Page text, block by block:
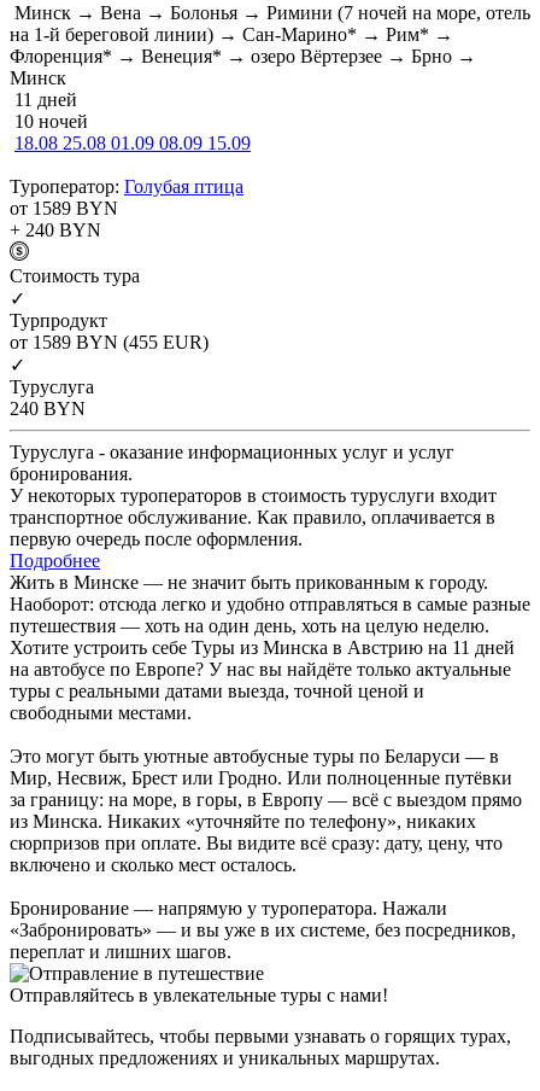
Минск → Вена → Болонья → Римини (7 ночей на море, отель
на 1-й береговой линии) → Сан-Марино* → Рим* →
Флоренция* → Венеция* → озеро Вёртерзее → Брно →
Минск
11 дней
10 ночей
18.08 25.08 01.09 08.09 15.09
Туроператор: Голубая птица
от 1589 BYN
+ 240 BYN
Cтоимость тура
✓
Турпродукт
от 1589 BYN (455 EUR)
✓
Туруслуга
240 BYN
Туруслуга - оказание информационных услуг и услуг
бронирования.
У некоторых туроператоров в стоимость туруслуги входит
транспортное обслуживание. Как правило, оплачивается в
первую очередь после оформления.
Подробнее
Жить в Минске — не значит быть прикованным к городу.
Наоборот: отсюда легко и удобно отправляться в самые разные
путешествия — хоть на один день, хоть на целую неделю.
Хотите устроить себе Туры из Минска в Австрию на 11 дней
на автобусе по Европе? У нас вы найдёте только актуальные
туры с реальными датами выезда, точной ценой и
свободными местами.
Это могут быть уютные автобусные туры по Беларуси — в
Мир, Несвиж, Брест или Гродно. Или полноценные путёвки
за границу: на море, в горы, в Европу — всё с выездом прямо
из Минска. Никаких «уточняйте по телефону», никаких
сюрпризов при оплате. Вы видите всё сразу: дату, цену, что
включено и сколько мест осталось.
Бронирование — напрямую у туроператора. Нажали
«Забронировать» — и вы уже в их системе, без посредников,
переплат и лишних шагов.
Отправляйтесь в увлекательные туры с нами!
Подписывайтесь, чтобы первыми узнавать о горящих турах,
выгодных предложениях и уникальных маршрутах.